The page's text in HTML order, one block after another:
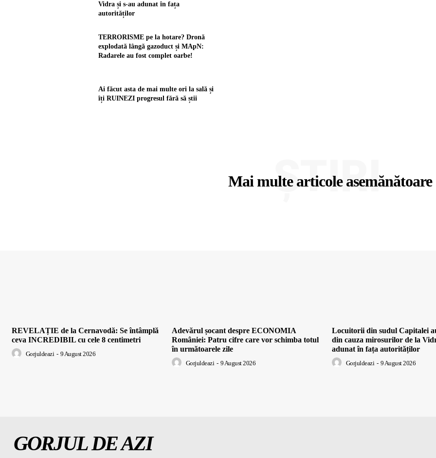
Vidra și s-au adunat în fața
autorităților
TERRORISME pe la hotare? Dronă
explodată lângă gazoduct și MApN:
Radarele au fost complet oarbe!
Ai făcut asta de mai multe ori la sală și
îți RUINEZI progresul fără să știi
Mai multe articole asemănătoare
ȘTIRI
REVELAȚIE de la Cernavodă: Se întâmplă
ceva INCREDIBIL cu cele 8 centimetri
Gorjuldeazi - 9 August 2026
Adevărul șocant despre ECONOMIA
României: Patru cifre care vor schimba totul
în următoarele zile
Gorjuldeazi - 9 August 2026
Locuitorii din sudul Capitalei
din cauza mirosurilor de la
adunat în fața autorităților
Gorjuldeazi - 9 August 2026
GORJUL DE AZI